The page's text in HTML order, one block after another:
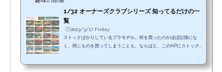
1/32 オーナーズクラブシリーズ 知ってるだけの一
覧
2023/3/17 Friday
ストックばかりしているプラモデル。何を買ったのかほぼ記憶にな
く、同じものを買ってしまうことも。ならばと、このHPにストック